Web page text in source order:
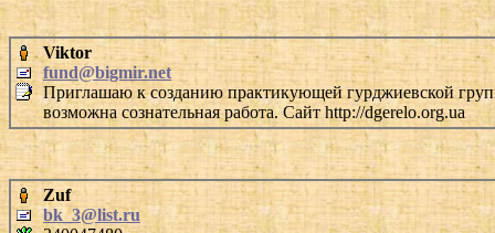
Viktor
fund@bigmir.net
Приглашаю к созданию практикующей гурджиевской
возможна сознательная работа. Сайт http://dgerelo.org.ua
Zuf
bk_3@list.ru